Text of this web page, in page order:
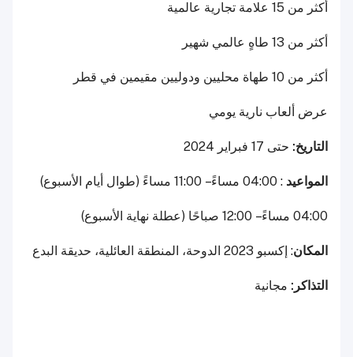
أكثر من 15 علامة تجارية عالمية
أكثر من 13 طاهٍ عالمي شهير
أكثر من 10 طهاة محليين ودوليين مقيمين في قطر
عرض ألعاب نارية يومي
التاريخ: حتى 17 فبراير 2024
المواعيد : 04:00 مساءً – 11:00 مساءً (طوال أيام الأسبوع)
04:00 مساءً – 12:00 صباحًا (عطلة نهاية الأسبوع)
المكان: إكسبو 2023 الدوحة، المنطقة العائلية، حديقة البدع
التذاكر: مجانية